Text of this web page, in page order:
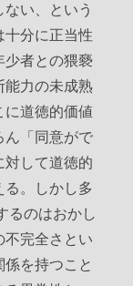
い、という
分に正当性
少者との猥褻
能力の未成熟
に道徳的価値
ん「同意がで
対して道徳的
。しかし多
るのはおかし
完全さとい
を持つこと